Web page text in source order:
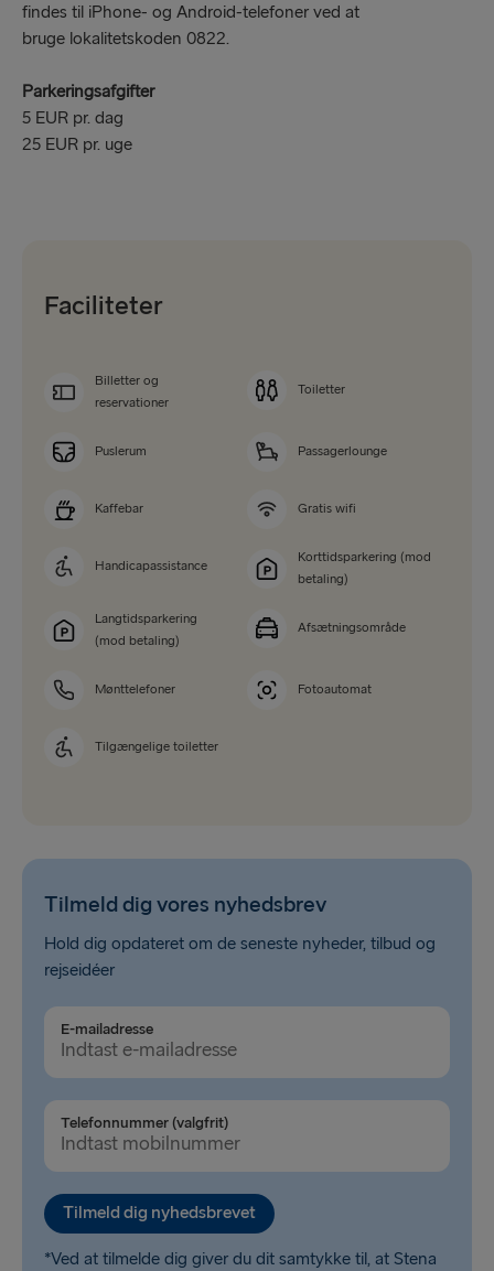
findes til iPhone- og Android-telefoner ved at
bruge lokalitetskoden 0822.
Parkeringsafgifter
5 EUR pr. dag
25 EUR pr. uge
Faciliteter
Billetter og
reservationer
Toiletter
Puslerum Passagerlounge
Kaffebar Gratis wifi
Handicapassistance
Korttidsparkering (mod
betaling)
Langtidsparkering
(mod betaling)
Afsætningsområde
Mønttelefoner Fotoautomat
Tilgængelige toiletter
Tilmeld dig vores nyhedsbrev
Hold dig opdateret om de seneste nyheder, tilbud og
rejseidéer
E-mailadresse
Telefonnummer (valgfrit)
Tilmeld dig nyhedsbrevet
*Ved at tilmelde dig giver du dit samtykke til, at Stena